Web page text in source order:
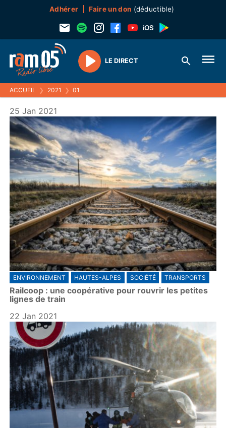
Adhérer Faire un don (déductible)
Play
LE DIRECT
ACCUEIL ❯ 2021 ❯ 01
25 Jan 2021
ENVIRONNEMENT HAUTES-ALPES SOCIÉTÉ TRANSPORTS
Railcoop : une coopérative pour rouvrir les petites
lignes de train
22 Jan 2021